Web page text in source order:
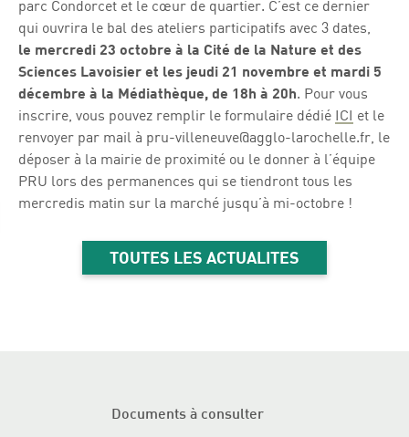
parc Condorcet et le cœur de quartier. C’est ce dernier
qui ouvrira le bal des ateliers participatifs avec 3 dates,
le mercredi 23 octobre à la Cité de la Nature et des
Sciences Lavoisier et les jeudi 21 novembre et mardi 5
décembre à la Médiathèque, de 18h à 20h. Pour vous
inscrire, vous pouvez remplir le formulaire dédié ICI et le
renvoyer par mail à pru-villeneuve@agglo-larochelle.fr, le
déposer à la mairie de proximité ou le donner à l’équipe
PRU lors des permanences qui se tiendront tous les
mercredis matin sur la marché jusqu’à mi-octobre !
TOUTES LES ACTUALITES
Documents à consulter